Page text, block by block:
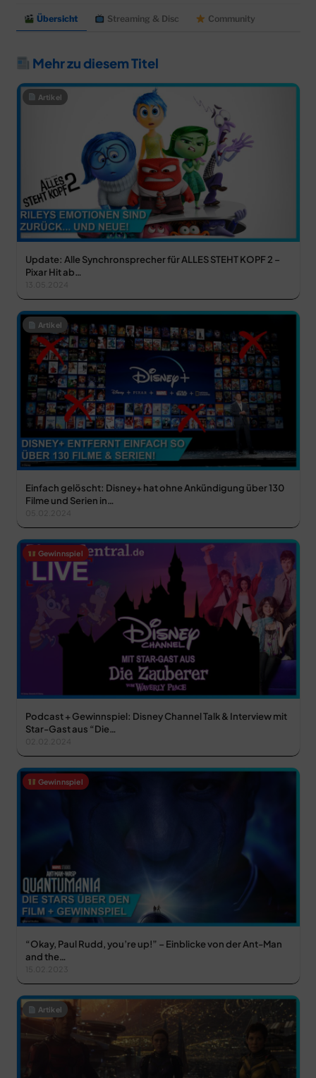
Übersicht Streaming & Disc Community
Mehr zu diesem Titel
Artikel
Update: Alle Synchronsprecher für ALLES STEHT KOPF 2 –
Pixar Hit ab…
13.05.2024
Artikel
Einfach gelöscht: Disney+ hat ohne Ankündigung über 130
Filme und Serien in…
05.02.2024
Gewinnspiel
Podcast + Gewinnspiel: Disney Channel Talk & Interview mit
Star-Gast aus “Die…
Gewinnspiel
“Okay, Paul Rudd, you’re up!” – Einblicke von der Ant-Man
and the…
15.02.2023
Artikel